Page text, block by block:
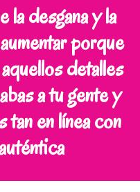
desgana y la
porque
detalles
a tu gente y
tan en línea con